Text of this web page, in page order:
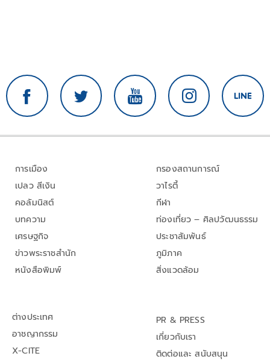
การเมือง
เปลว สีเงิน
คอลัมนิสต์
บทความ
เศรษฐกิจ
ข่าวพระราชสำนัก
หนังสือพิมพ์
กรองสถานการณ์
วาไรตี้
กีฬา
ท่องเที่ยว – ศิลปวัฒนธรรม
ประชาสัมพันธ์
ภูมิภาค
สิ่งแวดล้อม
ต่างประเทศ
อาชญากรรม
X-CITE
PR & PRESS
เกี่ยวกับเรา
ติดต่อและ สนับสนุน